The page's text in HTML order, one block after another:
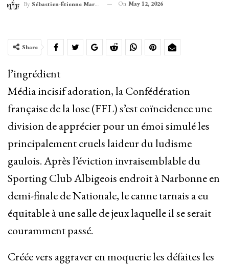
By Sébastien-Étienne Marechal On May 12, 2026
Share
l’ingrédient
Média incisif adoration, la Confédération
française de la lose (FFL) s’est coïncidence une
division de apprécier pour un émoi simulé les
principalement cruels laideur du ludisme
gaulois. Après l’éviction invraisemblable du
Sporting Club Albigeois endroit à Narbonne en
demi-finale de Nationale, le canne tarnais a eu
équitable à une salle de jeux laquelle il se serait
couramment passé.
Créée vers aggraver en moquerie les défaites les